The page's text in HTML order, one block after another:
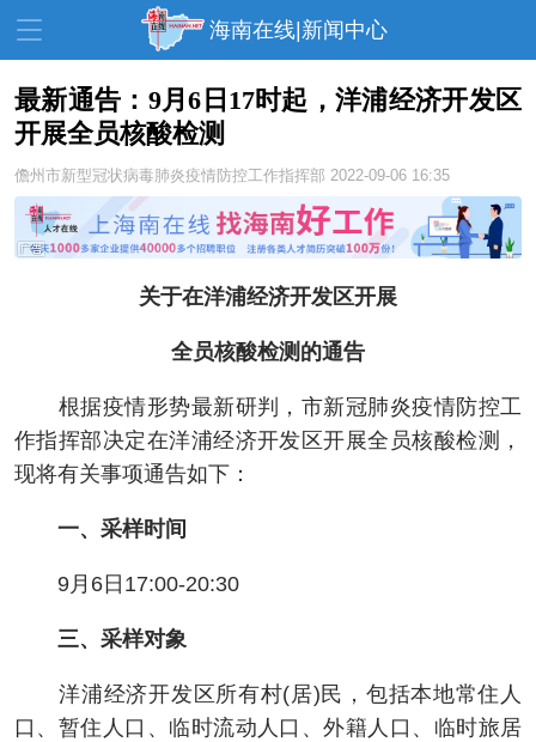
海南在线|新闻中心
资讯中心 热点
文体 消费
教育 健康 房产
交通 美食
活动
人才在线 天涯企服
最新通告：9月6日17时起，洋浦经济开发区
开展全员核酸检测
儋州市新型冠状病毒肺炎疫情防控工作指挥部 2022-09-06 16:35
关于在洋浦经济开发区开展
全员核酸检测的通告
根据疫情形势最新研判，市新冠肺炎疫情防控工
作指挥部决定在洋浦经济开发区开展全员核酸检测，
现将有关事项通告如下：
一、采样时间
9月6日17:00-20:30
三、采样对象
洋浦经济开发区所有村(居)民，包括本地常住人
口、暂住人口、临时流动人口、外籍人口、临时旅居